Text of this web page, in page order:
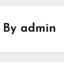
By admin